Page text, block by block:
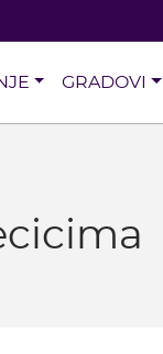
GRADOVI